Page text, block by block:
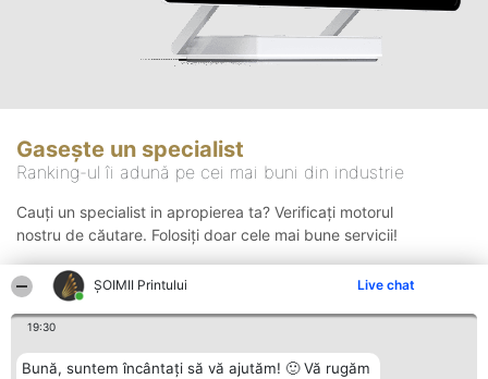
ŞOIMII Printului Live chat
19:30
Bună, suntem încântați să vă ajutăm! 🙂 Vă rugăm
Gasește un specialist
Ranking-ul îi adună pe cei mai buni din industrie
Cauți un specialist in apropierea ta? Verificați motorul
nostru de căutare. Folosiți doar cele mai bune servicii!